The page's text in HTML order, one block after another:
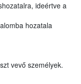
ideértve a
hozatala
vevő személyek.